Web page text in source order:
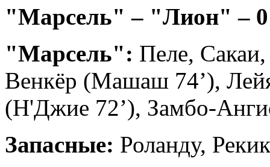
"Марсель" – "Лион" –
"Марсель": Пеле,
Венкёр (Машаш 74’),
(Н'Джие 72’), Замбо-
Запасные: Роланду,